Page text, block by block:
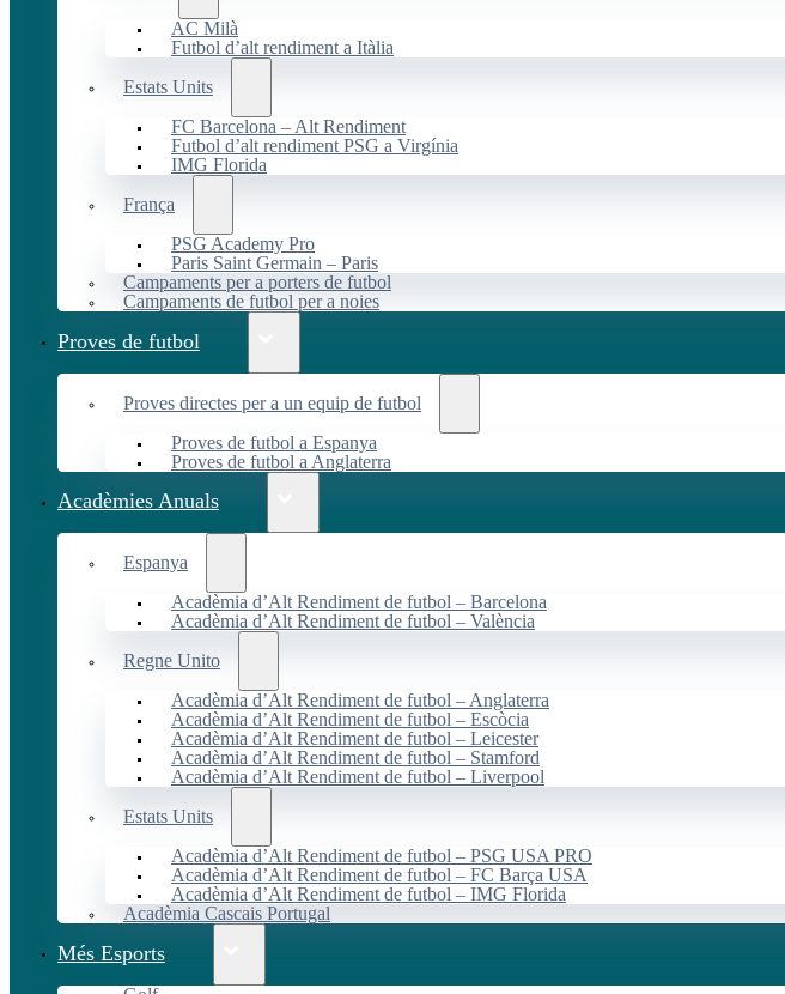
AC Milà
Futbol d’alt rendiment a Itàlia
Estats Units
FC Barcelona – Alt Rendiment
Futbol d’alt rendiment PSG a Virgínia
IMG Florida
França
PSG Academy Pro
Paris Saint Germain – Paris
Campaments per a porters de futbol
Campaments de futbol per a noies
Proves de futbol
Proves directes per a un equip de futbol
Proves de futbol a Espanya
Proves de futbol a Anglaterra
Acadèmies Anuals
Espanya
Acadèmia d’Alt Rendiment de futbol – Barcelona
Acadèmia d’Alt Rendiment de futbol – València
Regne Unito
Acadèmia d’Alt Rendiment de futbol – Anglaterra
Acadèmia d’Alt Rendiment de futbol – Escòcia
Acadèmia d’Alt Rendiment de futbol – Leicester
Acadèmia d’Alt Rendiment de futbol – Stamford
Acadèmia d’Alt Rendiment de futbol – Liverpool
Estats Units
Acadèmia d’Alt Rendiment de futbol – PSG USA PRO
Acadèmia d’Alt Rendiment de futbol – FC Barça USA
Acadèmia d’Alt Rendiment de futbol – IMG Florida
Acadèmia Cascais Portugal
Més Esports